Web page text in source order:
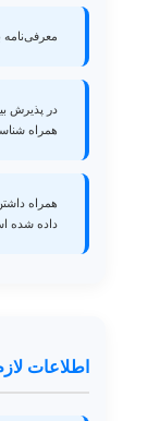
معرفی‌نامه
همراه
همراه
داده شده
اطلاعات